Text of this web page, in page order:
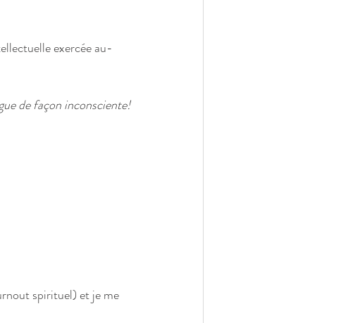
exercée au-
de façon inconsciente!
spirituel) et je me